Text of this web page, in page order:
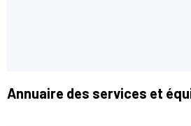
Annuaire des services et